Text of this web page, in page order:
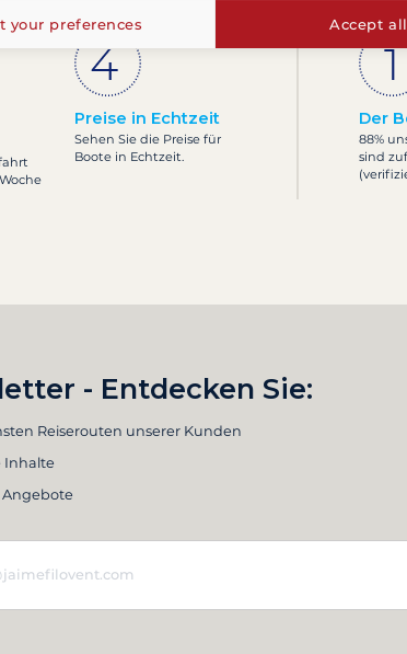
Preise in Echtzeit
Sehen Sie die Preise für
Boote in Echtzeit.
Der
88%
sind
- Entdecken Sie:
Reiserouten unserer Kunden
Inhalte
Angebote
your preferences Accept all